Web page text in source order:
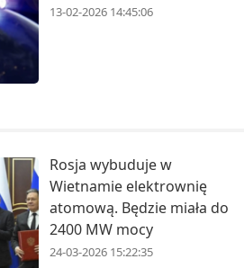
13-02-2026 14:45:06
Rosja wybuduje w
Wietnamie elektrownię
atomową. Będzie miała do
2400 MW mocy
24-03-2026 15:22:35